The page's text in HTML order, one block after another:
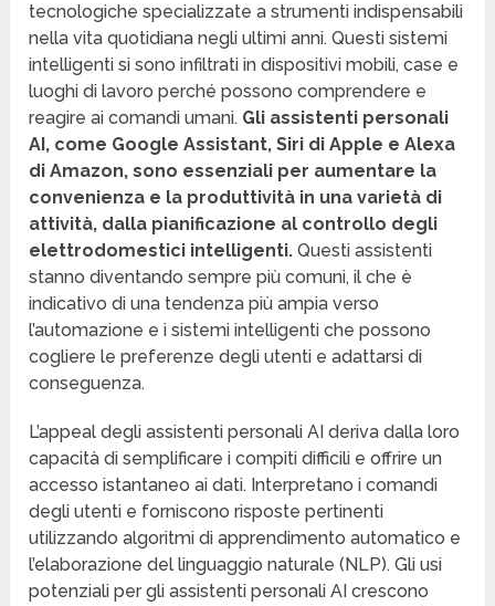
tecnologiche specializzate a strumenti indispensabili
nella vita quotidiana negli ultimi anni. Questi sistemi
intelligenti si sono infiltrati in dispositivi mobili, case e
luoghi di lavoro perché possono comprendere e
reagire ai comandi umani. Gli assistenti personali
AI, come Google Assistant, Siri di Apple e Alexa
di Amazon, sono essenziali per aumentare la
convenienza e la produttività in una varietà di
attività, dalla pianificazione al controllo degli
elettrodomestici intelligenti. Questi assistenti
stanno diventando sempre più comuni, il che è
indicativo di una tendenza più ampia verso
l’automazione e i sistemi intelligenti che possono
cogliere le preferenze degli utenti e adattarsi di
conseguenza.
L’appeal degli assistenti personali AI deriva dalla loro
capacità di semplificare i compiti difficili e offrire un
accesso istantaneo ai dati. Interpretano i comandi
degli utenti e forniscono risposte pertinenti
utilizzando algoritmi di apprendimento automatico e
l’elaborazione del linguaggio naturale (NLP). Gli usi
potenziali per gli assistenti personali AI crescono